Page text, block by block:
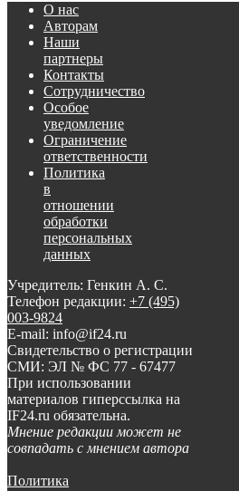
О нас
Авторам
Наши
партнеры
Контакты
Сотрудничество
Особое
уведомление
Ограничение
ответственности
Политика
в
отношении
обработки
персональных
данных
Учредитель: Генкин А. С.
Телефон редакции: +7 (495)
003-9824
E-mail: info@if24.ru
Свидетельство о регистрации
СМИ: ЭЛ № ФС 77 - 67477
При использовании
материалов гиперссылка на
IF24.ru обязательна.
Мнение редакции может не
совпадать с мнением автора
Политика